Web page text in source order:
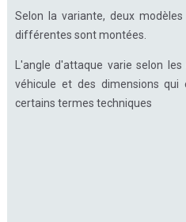
Selon la variante, deux
différentes sont montées.
L'angle d'attaque varie selon
véhicule et des dimensions
certains termes techniques